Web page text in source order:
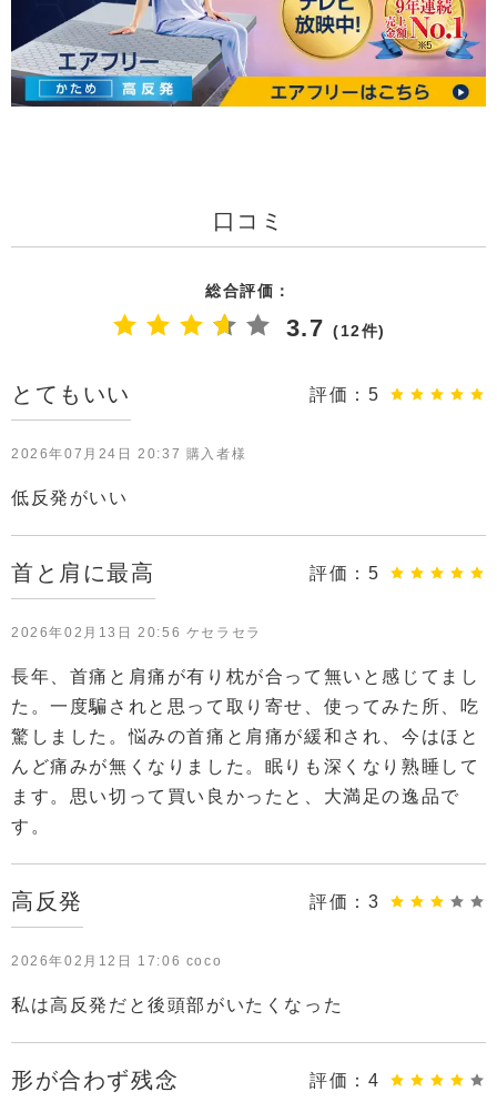
口コミ
総合評価：
3.7 (12件)
とてもいい 評価： 5
2026年07月24日 20:37 購入者様
低反発がいい
首と肩に最高 評価： 5
2026年02月13日 20:56 ケセラセラ
長年、首痛と肩痛が有り枕が合って無いと感じてまし
た。一度騙されと思って取り寄せ、使ってみた所、吃
驚しました。悩みの首痛と肩痛が緩和され、今はほと
んど痛みが無くなりました。眠りも深くなり熟睡して
ます。思い切って買い良かったと、大満足の逸品で
す。
高反発 評価： 3
2026年02月12日 17:06 coco
私は高反発だと後頭部がいたくなった
形が合わず残念 評価： 4